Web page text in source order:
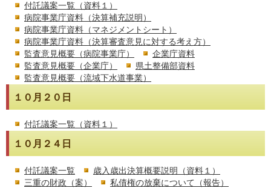
付託議案一覧（資料１）
病院事業庁資料（決算補充説明）
病院事業庁資料（マネジメントシート）
病院事業庁資料（決算審査意見に対する考え方）
監査意見概要（病院事業庁）
企業庁資料
監査意見概要（企業庁）
県土整備部資料
監査意見概要（流域下水道事業）
１０月２０日
付託議案一覧（資料１）
１０月２４日
付託議案一覧
歳入歳出決算概要説明（資料１）
三重の財政（案）
私債権の放棄について（報告）